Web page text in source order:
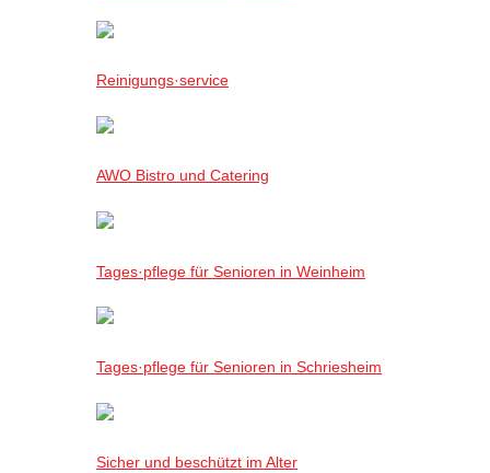
Reinigungs·service
AWO Bistro und Catering
Tages·pflege für Senioren in Weinheim
Tages·pflege für Senioren in Schriesheim
Sicher und beschützt im Alter